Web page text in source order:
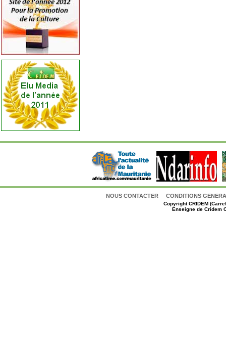
NOUS CONTACTER CONDITIONS
CopyrightCRIDEM
Enseigne de Cridem